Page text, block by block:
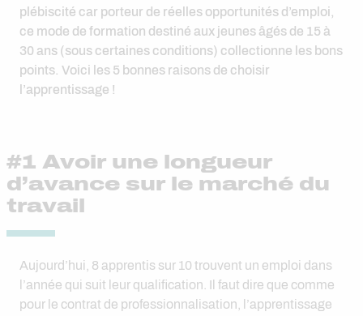
plébiscité car porteur de réelles opportunités d’emploi,
ce mode de formation destiné aux jeunes âgés de 15 à
30 ans (sous certaines conditions) collectionne les bons
points. Voici les 5 bonnes raisons de choisir
l’apprentissage !
#1 Avoir une longueur
d’avance sur le marché du
travail
Aujourd’hui, 8 apprentis sur 10 trouvent un emploi dans
l’année qui suit leur qualification. Il faut dire que comme
pour le contrat de professionnalisation, l’apprentissage